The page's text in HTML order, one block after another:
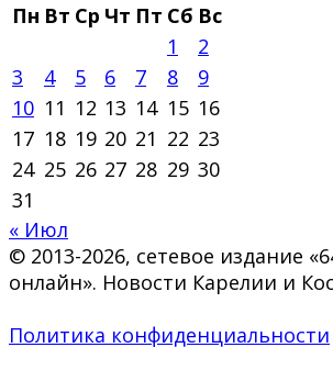
Пн Вт Ср Чт Пт Сб Вс
1
2
3
4 5 6 7 8
9
10 11 12 13 14 15 16
17 18 19 20 21 22 23
24 25 26 27 28 29 30
31
« Июл
© 2013-2026, сетевое издание
онлайн». Новости Карелии и
Политика конфиденциальности